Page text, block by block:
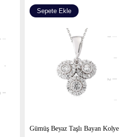
Sepete Ekle
Gümüş Beyaz Taşlı Bayan Kolye